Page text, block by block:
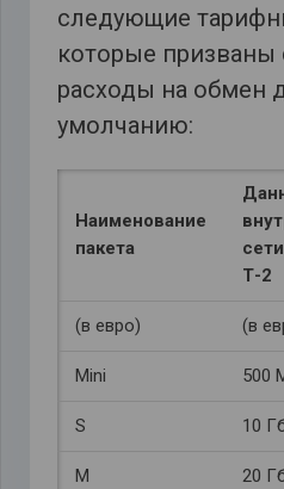
следующие
которые призваны
расходы на обмен
умолчанию:
Наименование
пакета
сети
Т-2
(в евро) (в
Mini 500
S 10
M 20